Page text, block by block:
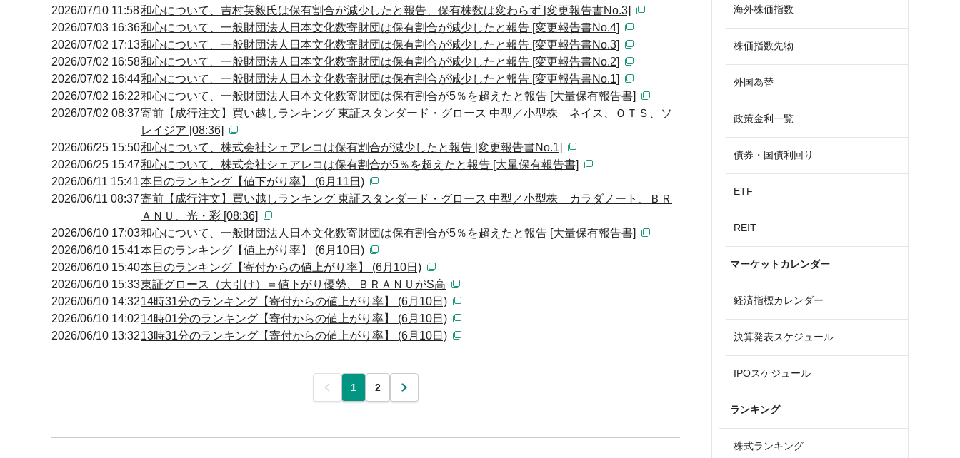
2026/07/10 11:58和心について、吉村英毅氏は保有割合が減少したと報告、保有株数は変わらず [変更報告書No.3]
2026/07/03 16:36和心について、一般財団法人日本文化数寄財団は保有割合が減少したと報告 [変更報告書No.4]
2026/07/02 17:13和心について、一般財団法人日本文化数寄財団は保有割合が減少したと報告 [変更報告書No.3]
2026/07/02 16:58和心について、一般財団法人日本文化数寄財団は保有割合が減少したと報告 [変更報告書No.2]
2026/07/02 16:44和心について、一般財団法人日本文化数寄財団は保有割合が減少したと報告 [変更報告書No.1]
2026/07/02 16:22和心について、一般財団法人日本文化数寄財団は保有割合が5％を超えたと報告 [大量保有報告書]
2026/07/02 08:37寄前【成行注文】買い越しランキング 東証スタンダード・グロース 中型／小型株 ネイス、ＯＴＳ、ソ
レイジア [08:36]
2026/06/25 15:50和心について、株式会社シェアレコは保有割合が減少したと報告 [変更報告書No.1]
2026/06/25 15:47和心について、株式会社シェアレコは保有割合が5％を超えたと報告 [大量保有報告書]
2026/06/11 15:41本日のランキング【値下がり率】 (6月11日)
2026/06/11 08:37寄前【成行注文】買い越しランキング 東証スタンダード・グロース 中型／小型株 カラダノート、ＢＲ
ＡＮＵ、光・彩 [08:36]
2026/06/10 17:03和心について、一般財団法人日本文化数寄財団は保有割合が5％を超えたと報告 [大量保有報告書]
2026/06/10 15:41本日のランキング【値上がり率】 (6月10日)
2026/06/10 15:40本日のランキング【寄付からの値上がり率】 (6月10日)
2026/06/10 15:33東証グロース（大引け）＝値下がり優勢、ＢＲＡＮＵがS高
2026/06/10 14:3214時31分のランキング【寄付からの値上がり率】 (6月10日)
2026/06/10 14:0214時01分のランキング【寄付からの値上がり率】 (6月10日)
2026/06/10 13:3213時31分のランキング【寄付からの値上がり率】 (6月10日)
前 1 2 次
海外株価指数
株価指数先物
外国為替
政策金利一覧
債券・国債利回り
ETF
REIT
マーケットカレンダー
経済指標カレンダー
決算発表スケジュール
IPOスケジュール
ランキング
株式ランキング